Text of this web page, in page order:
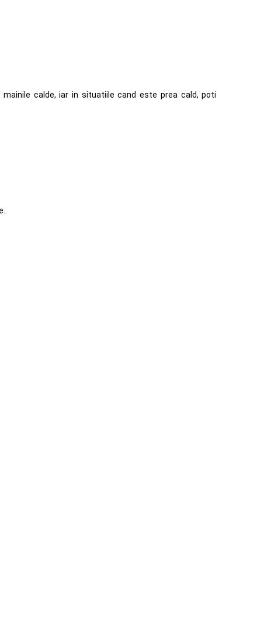
calde, iar in situatiile cand este prea cald, poti